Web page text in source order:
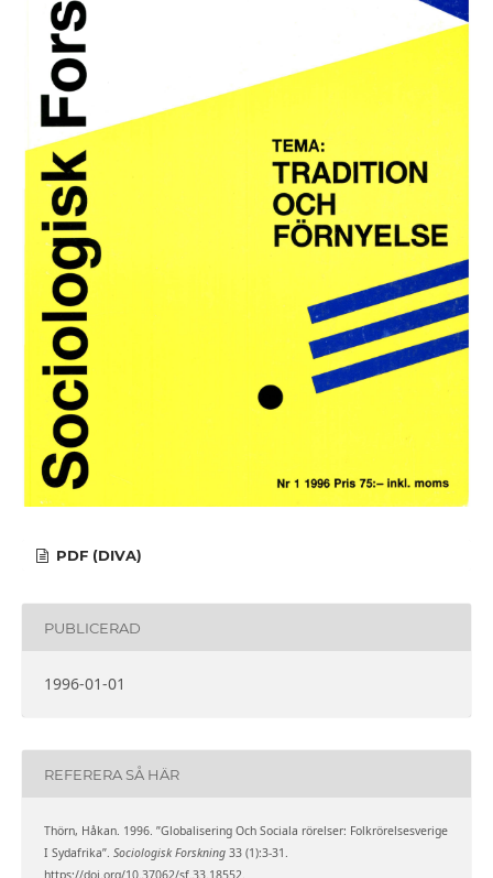
PDF (DIVA)
PUBLICERAD
1996-01-01
REFERERA SÅ HÄR
Thörn, Håkan. 1996. ”Globalisering Och Sociala rörelser: Folkrörelsesverige
I Sydafrika”. Sociologisk Forskning33 (1):3-31.